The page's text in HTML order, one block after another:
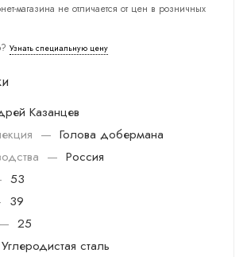
магазина не отличается от цен в розничных
Узнать специальную цену
Казанцев
— Голова добермана
— Россия
53
39
— 25
Углеродистая сталь